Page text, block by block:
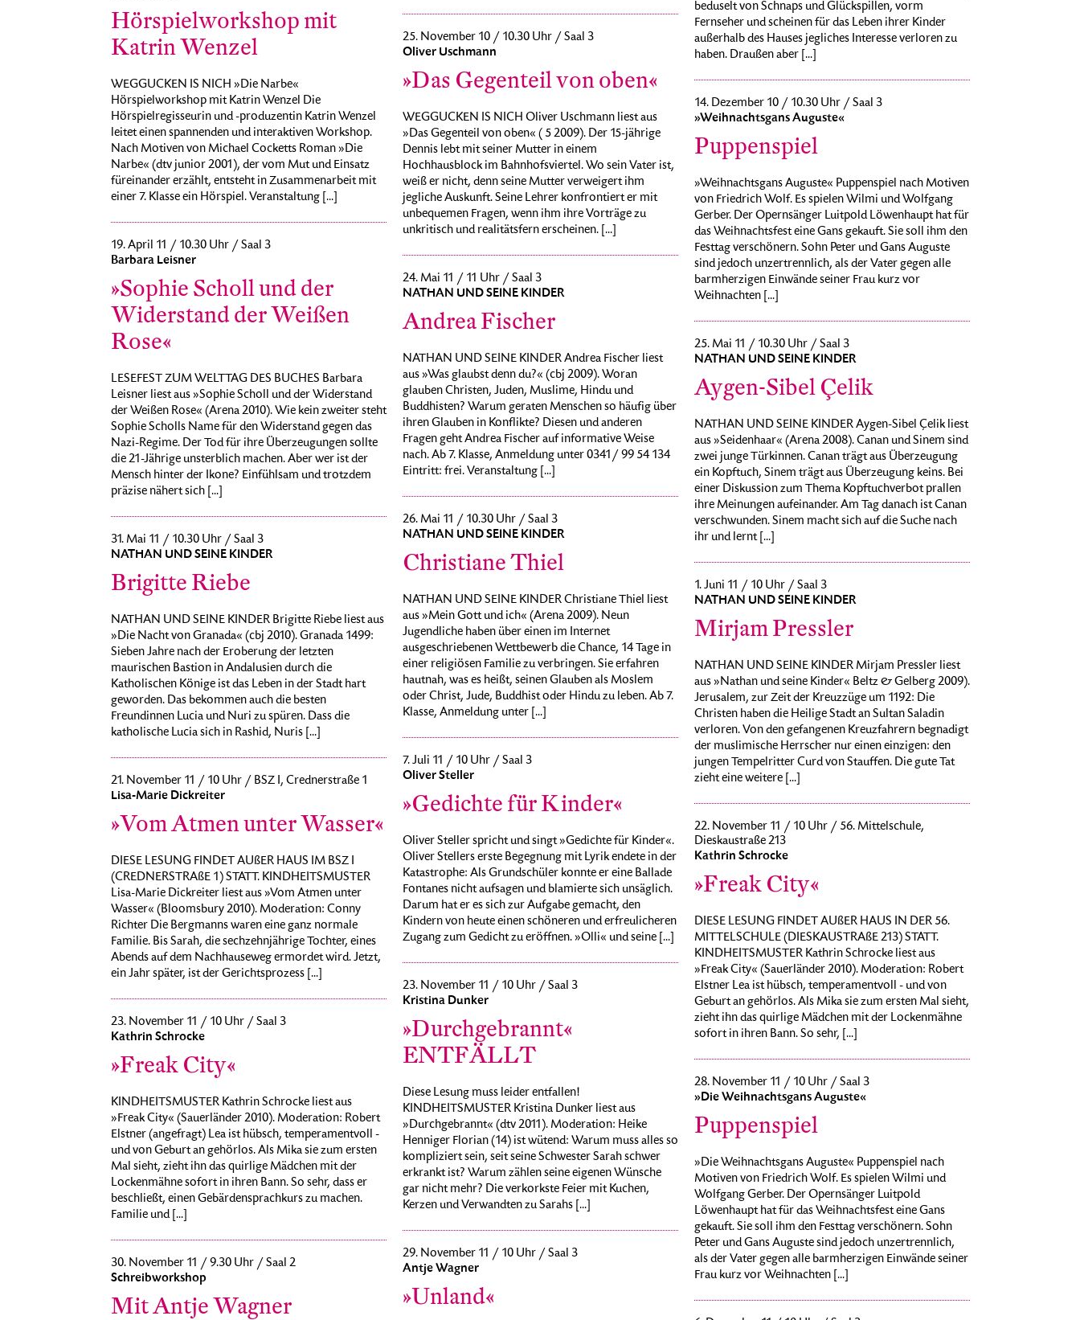
beduselt von Schnaps und Glückspillen, vorm
Fernseher und scheinen für das Leben ihrer Kinder
außerhalb des Hauses jegliches Interesse verloren zu
haben. Draußen aber [...]
Hörspielworkshop mit
Katrin Wenzel
WEGGUCKEN IS NICH »Die Narbe«
Hörspielworkshop mit Katrin Wenzel Die
Hörspielregisseurin und -produzentin Katrin Wenzel
leitet einen spannenden und interaktiven Workshop.
Nach Motiven von Michael Cocketts Roman »Die
Narbe« (dtv junior 2001), der vom Mut und Einsatz
füreinander erzählt, entsteht in Zusammenarbeit mit
einer 7. Klasse ein Hörspiel. Veranstaltung [...]
25. November 10 / 10.30 Uhr / Saal 3
Oliver Uschmann
»Das Gegenteil von oben«
WEGGUCKEN IS NICH Oliver Uschmann liest aus
»Das Gegenteil von oben« ( 5 2009). Der 15-jährige
Dennis lebt mit seiner Mutter in einem
Hochhausblock im Bahnhofsviertel. Wo sein Vater ist,
weiß er nicht, denn seine Mutter verweigert ihm
jegliche Auskunft. Seine Lehrer konfrontiert er mit
unbequemen Fragen, wenn ihm ihre Vorträge zu
unkritisch und realitätsfern erscheinen. [...]
14. Dezember 10 / 10.30 Uhr / Saal 3
»Weihnachtsgans Auguste«
Puppenspiel
»Weihnachtsgans Auguste« Puppenspiel nach Motiven
von Friedrich Wolf. Es spielen Wilmi und Wolfgang
Gerber. Der Opernsänger Luitpold Löwenhaupt hat für
das Weihnachtsfest eine Gans gekauft. Sie soll ihm den
Festtag verschönern. Sohn Peter und Gans Auguste
sind jedoch unzertrennlich, als der Vater gegen alle
barmherzigen Einwände seiner Frau kurz vor
Weihnachten [...]
19. April 11 / 10.30 Uhr / Saal 3
Barbara Leisner
»Sophie Scholl und der
Widerstand der Weißen
Rose«
LESEFEST ZUM WELTTAG DES BUCHES Barbara
Leisner liest aus »Sophie Scholl und der Widerstand
der Weißen Rose« (Arena 2010). Wie kein zweiter steht
Sophie Scholls Name für den Widerstand gegen das
Nazi-Regime. Der Tod für ihre Überzeugungen sollte
die 21-Jährige unsterblich machen. Aber wer ist der
Mensch hinter der Ikone? Einfühlsam und trotzdem
präzise nähert sich [...]
24. Mai 11 / 11 Uhr / Saal 3
NATHAN UND SEINE KINDER
Andrea Fischer
NATHAN UND SEINE KINDER Andrea Fischer liest
aus »Was glaubst denn du?« (cbj 2009). Woran
glauben Christen, Juden, Muslime, Hindu und
Buddhisten? Warum geraten Menschen so häufig über
ihren Glauben in Konflikte? Diesen und anderen
Fragen geht Andrea Fischer auf informative Weise
nach. Ab 7. Klasse, Anmeldung unter 0341/ 99 54 134
Eintritt: frei. Veranstaltung [...]
25. Mai 11 / 10.30 Uhr / Saal 3
NATHAN UND SEINE KINDER
Aygen-Sibel Çelik
NATHAN UND SEINE KINDER Aygen-Sibel Çelik liest
aus »Seidenhaar« (Arena 2008). Canan und Sinem sind
zwei junge Türkinnen. Canan trägt aus Überzeugung
ein Kopftuch, Sinem trägt aus Überzeugung keins. Bei
einer Diskussion zum Thema Kopftuchverbot prallen
ihre Meinungen aufeinander. Am Tag danach ist Canan
verschwunden. Sinem macht sich auf die Suche nach
ihr und lernt [...]
26. Mai 11 / 10.30 Uhr / Saal 3
NATHAN UND SEINE KINDER
Christiane Thiel
NATHAN UND SEINE KINDER Christiane Thiel liest
aus »Mein Gott und ich« (Arena 2009). Neun
Jugendliche haben über einen im Internet
ausgeschriebenen Wettbewerb die Chance, 14 Tage in
einer religiösen Familie zu verbringen. Sie erfahren
hautnah, was es heißt, seinen Glauben als Moslem
oder Christ, Jude, Buddhist oder Hindu zu leben. Ab 7.
Klasse, Anmeldung unter [...]
31. Mai 11 / 10.30 Uhr / Saal 3
NATHAN UND SEINE KINDER
Brigitte Riebe
NATHAN UND SEINE KINDER Brigitte Riebe liest aus
»Die Nacht von Granada« (cbj 2010). Granada 1499:
Sieben Jahre nach der Eroberung der letzten
maurischen Bastion in Andalusien durch die
Katholischen Könige ist das Leben in der Stadt hart
geworden. Das bekommen auch die besten
Freundinnen Lucia und Nuri zu spüren. Dass die
katholische Lucia sich in Rashid, Nuris [...]
1. Juni 11 / 10 Uhr / Saal 3
NATHAN UND SEINE KINDER
Mirjam Pressler
NATHAN UND SEINE KINDER Mirjam Pressler liest
aus »Nathan und seine Kinder« Beltz & Gelberg 2009).
Jerusalem, zur Zeit der Kreuzzüge um 1192: Die
Christen haben die Heilige Stadt an Sultan Saladin
verloren. Von den gefangenen Kreuzfahrern begnadigt
der muslimische Herrscher nur einen einzigen: den
jungen Tempelritter Curd von Stauffen. Die gute Tat
zieht eine weitere [...]
7. Juli 11 / 10 Uhr / Saal 3
Oliver Steller
»Gedichte für Kinder«
Oliver Steller spricht und singt »Gedichte für Kinder«.
Oliver Stellers erste Begegnung mit Lyrik endete in der
Katastrophe: Als Grundschüler konnte er eine Ballade
Fontanes nicht aufsagen und blamierte sich unsäglich.
Darum hat er es sich zur Aufgabe gemacht, den
Kindern von heute einen schöneren und erfreulicheren
Zugang zum Gedicht zu eröffnen. »Olli« und seine [...]
21. November 11 / 10 Uhr / BSZ I, Crednerstraße 1
Lisa-Marie Dickreiter
»Vom Atmen unter Wasser«
DIESE LESUNG FINDET AUßER HAUS IM BSZ I
(CREDNERSTRAßE 1) STATT. KINDHEITSMUSTER
Lisa-Marie Dickreiter liest aus »Vom Atmen unter
Wasser« (Bloomsbury 2010). Moderation: Conny
Richter Die Bergmanns waren eine ganz normale
Familie. Bis Sarah, die sechzehnjährige Tochter, eines
Abends auf dem Nachhauseweg ermordet wird. Jetzt,
ein Jahr später, ist der Gerichtsprozess [...]
22. November 11 / 10 Uhr / 56. Mittelschule,
Dieskaustraße 213
Kathrin Schrocke
»Freak City«
DIESE LESUNG FINDET AUßER HAUS IN DER 56.
MITTELSCHULE (DIESKAUSTRAßE 213) STATT.
KINDHEITSMUSTER Kathrin Schrocke liest aus
»Freak City« (Sauerländer 2010). Moderation: Robert
Elstner Lea ist hübsch, temperamentvoll - und von
Geburt an gehörlos. Als Mika sie zum ersten Mal sieht,
zieht ihn das quirlige Mädchen mit der Lockenmähne
sofort in ihren Bann. So sehr, [...]
23. November 11 / 10 Uhr / Saal 3
Kristina Dunker
»Durchgebrannt«
ENTFÄLLT
Diese Lesung muss leider entfallen!
KINDHEITSMUSTER Kristina Dunker liest aus
»Durchgebrannt« (dtv 2011). Moderation: Heike
Henniger Florian (14) ist wütend: Warum muss alles so
kompliziert sein, seit seine Schwester Sarah schwer
erkrankt ist? Warum zählen seine eigenen Wünsche
gar nicht mehr? Die verkorkste Feier mit Kuchen,
Kerzen und Verwandten zu Sarahs [...]
23. November 11 / 10 Uhr / Saal 3
Kathrin Schrocke
»Freak City«
KINDHEITSMUSTER Kathrin Schrocke liest aus
»Freak City« (Sauerländer 2010). Moderation: Robert
Elstner (angefragt) Lea ist hübsch, temperamentvoll -
und von Geburt an gehörlos. Als Mika sie zum ersten
Mal sieht, zieht ihn das quirlige Mädchen mit der
Lockenmähne sofort in ihren Bann. So sehr, dass er
beschließt, einen Gebärdensprachkurs zu machen.
Familie und [...]
28. November 11 / 10 Uhr / Saal 3
»Die Weihnachtsgans Auguste«
Puppenspiel
»Die Weihnachtsgans Auguste« Puppenspiel nach
Motiven von Friedrich Wolf. Es spielen Wilmi und
Wolfgang Gerber. Der Opernsänger Luitpold
Löwenhaupt hat für das Weihnachtsfest eine Gans
gekauft. Sie soll ihm den Festtag verschönern. Sohn
Peter und Gans Auguste sind jedoch unzertrennlich,
als der Vater gegen alle barmherzigen Einwände seiner
Frau kurz vor Weihnachten [...]
29. November 11 / 10 Uhr / Saal 3
Antje Wagner
»Unland«
30. November 11 / 9.30 Uhr / Saal 2
Schreibworkshop
Mit Antje Wagner